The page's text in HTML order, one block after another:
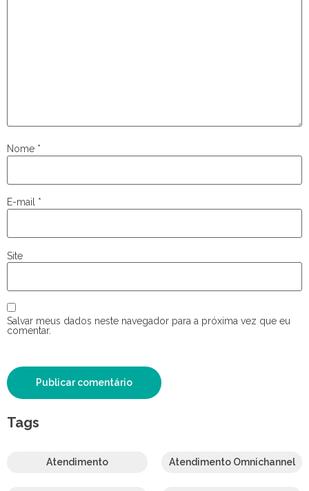
Nome *
E-mail *
Site
Salvar meus dados neste navegador para a próxima vez que eu
comentar.
Tags
Atendimento Atendimento Omnichannel